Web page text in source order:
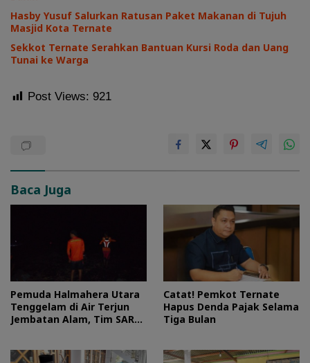
Hasby Yusuf Salurkan Ratusan Paket Makanan di Tujuh
Masjid Kota Ternate
Sekkot Ternate Serahkan Bantuan Kursi Roda dan Uang
Tunai ke Warga
Post Views: 921
Baca Juga
Pemuda Halmahera Utara
Tenggelam di Air Terjun
Jembatan Alam, Tim SAR
Catat! Pemkot Ternate
Hapus Denda Pajak Selama
Tiga Bulan